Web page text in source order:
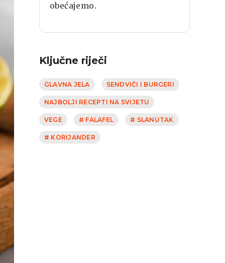
obećajemo.
Ključne riječi
GLAVNA JELA SENDVIČI I BURGERI
NAJBOLJI RECEPTI NA SVIJETU
VEGE # FALAFEL # SLANUTAK
# KORIJANDER